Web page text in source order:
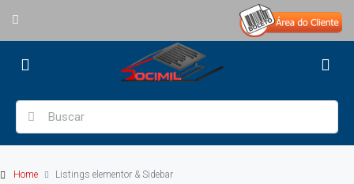
Home Listings elementor & Sidebar